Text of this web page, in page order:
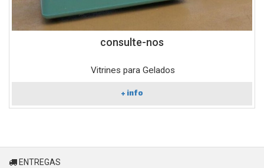
consulte-nos
Vitrines para Gelados
+ info
ENTREGAS